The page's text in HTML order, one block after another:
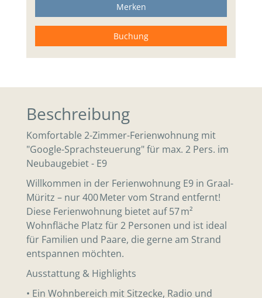
Merken
Buchung
Beschreibung
Komfortable 2-Zimmer-Ferienwohnung mit
"Google-Sprachsteuerung" für max. 2 Pers. im
Neubaugebiet - E9
Willkommen in der Ferienwohnung E9 in Graal-
Müritz – nur 400 Meter vom Strand entfernt!
Diese Ferienwohnung bietet auf 57 m²
Wohnfläche Platz für 2 Personen und ist ideal
für Familien und Paare, die gerne am Strand
entspannen möchten.
Ausstattung & Highlights
• Ein Wohnbereich mit Sitzecke, Radio und